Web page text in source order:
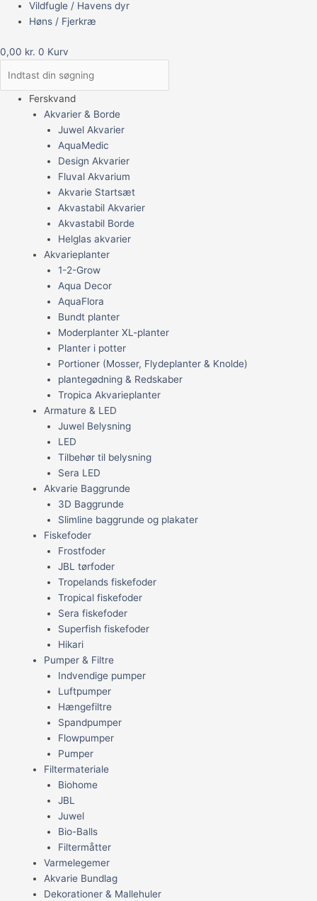
Vildfugle / Havens dyr
Høns / Fjerkræ
0,00 kr. 0 Kurv
Ferskvand
Akvarier & Borde
Juwel Akvarier
AquaMedic
Design Akvarier
Fluval Akvarium
Akvarie Startsæt
Akvastabil Akvarier
Akvastabil Borde
Helglas akvarier
Akvarieplanter
1-2-Grow
Aqua Decor
AquaFlora
Bundt planter
Moderplanter XL-planter
Planter i potter
Portioner (Mosser, Flydeplanter & Knolde)
plantegødning & Redskaber
Tropica Akvarieplanter
Armature & LED
Juwel Belysning
LED
Tilbehør til belysning
Sera LED
Akvarie Baggrunde
3D Baggrunde
Slimline baggrunde og plakater
Fiskefoder
Frostfoder
JBL tørfoder
Tropelands fiskefoder
Tropical fiskefoder
Sera fiskefoder
Superfish fiskefoder
Hikari
Pumper & Filtre
Indvendige pumper
Luftpumper
Hængefiltre
Spandpumper
Flowpumper
Pumper
Filtermateriale
Biohome
JBL
Juwel
Bio-Balls
Filtermåtter
Varmelegemer
Akvarie Bundlag
Dekorationer & Mallehuler